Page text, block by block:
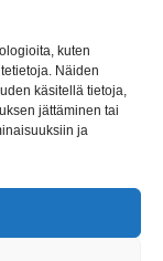
kuten
Näiden
käsitellä tietoja,
jättäminen tai
ja
oikeudet